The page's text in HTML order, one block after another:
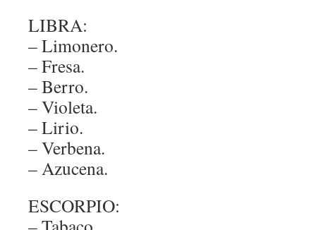
LIBRA:
– Limonero.
– Fresa.
– Berro.
– Violeta.
– Lirio.
– Verbena.
– Azucena.
ESCORPIO: